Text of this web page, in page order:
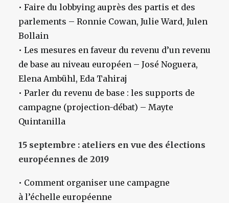
• Faire du lobbying auprès des partis et des
parlements – Ronnie Cowan, Julie Ward, Julen
Bollain
• Les mesures en faveur du revenu d’un revenu
de base au niveau européen – José Noguera,
Elena Ambühl, Eda Tahiraj
• Parler du revenu de base : les supports de
campagne (projection-débat) – Mayte
Quintanilla
15 septembre : ateliers en vue des élections
européennes de 2019
• Comment organiser une campagne
à l’échelle européenne